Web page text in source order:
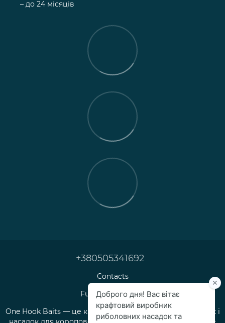
– до 24 місяців
+380505341692
Contacts
Full version of site
One Hook Baits — це крафтове виробництво прикормок і